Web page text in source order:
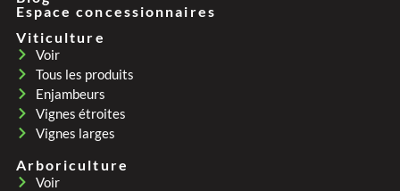
Espace concessionnaires
Viticulture
Voir
Tous les produits
Enjambeurs
Vignes étroites
Vignes larges
Arboriculture
Voir